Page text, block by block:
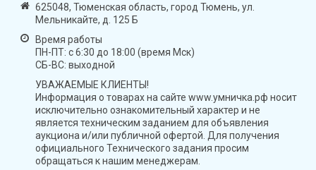
625048, Тюменская область, город Тюмень, ул.
Мельникайте, д. 125 Б
Время работы
ПН-ПТ: с 6:30 до 18:00 (время Мск)
СБ-ВС: выходной
УВАЖАЕМЫЕ КЛИЕНТЫ!
Информация о товарах на сайте www.умничка.рф носит
исключительно ознакомительный характер и не
является техническим заданием для объявления
аукциона и/или публичной офертой. Для получения
официального Технического задания просим
обращаться к нашим менеджерам.